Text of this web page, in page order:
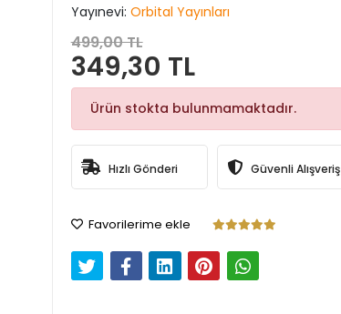
Yayınevi: Orbital Yayınları
499,00 TL
349,30 TL
Ürün stokta bulunmamaktadır.
Hızlı Gönderi Güvenli Alışveriş
Favorilerime ekle